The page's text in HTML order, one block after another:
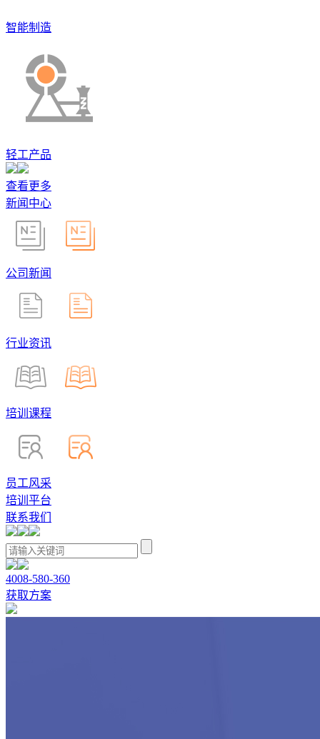
智能制造
轻工产品
查看更多
新闻中心
公司新闻
行业资讯
培训课程
员工风采
培训平台
联系我们
4008-580-360
获取方案